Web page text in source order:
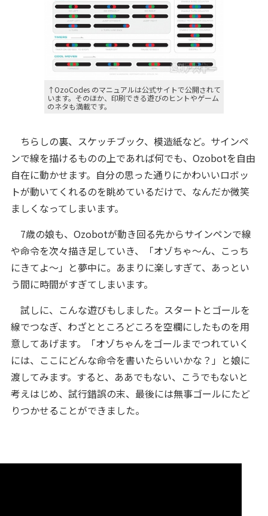
↑OzoCodes のマニュアルは公式サイトで公開されて
います。そのほか、印刷できる遊びのヒントやゲーム
のネタも満載です。
ちらしの裏、スケッチブック、模造紙など。サインペ
ンで線を描けるものの上であれば何でも、Ozobotを自由
自在に動かせます。自分の思った通りにかわいいロボッ
トが動いてくれるのを眺めているだけで、なんだか微笑
ましくなってしまいます。
7歳の娘も、Ozobotが動き回る先からサインペンで線
や命令を次々描き足していき、「オゾちゃ～ん、こっち
にきてよ～」と夢中に。あまりに楽しすぎて、あっとい
う間に時間がすぎてしまいます。
試しに、こんな遊びもしました。スタートとゴールを
線でつなぎ、わざとところどころを空欄にしたものを用
意してあげます。「オゾちゃんをゴールまでつれていく
には、ここにどんな命令を書いたらいいかな？」と娘に
渡してみます。すると、ああでもない、こうでもないと
考えはじめ、試行錯誤の末、最後には無事ゴールにたど
りつかせることができました。